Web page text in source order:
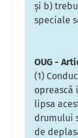
şi b)
speciale
OUG -
(1)
oprească
lipsa
drumului
de